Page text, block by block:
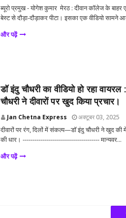
ब्यूरो प्रमुख - योगेश कुमार मेरठ : दीवान कॉलेज के बाहर
बेस्ट से दौड़ा-दौड़ाकर पीटा। इसका एक वीडियो सामने
और पढ़ें
डॉ इंदु चौधरी का वीडियो हो रहा
चौधरी ने दीवारों पर खुद किया प्रचार।
Jan Chetna Express अक्टूबर 03, 2025
दीवारों पर रंग, दिलों में संकल्प—डॉ इंदु चौधरी ने खुद की
की धार। --------------------------------------- मान्यवर...
और पढ़ें